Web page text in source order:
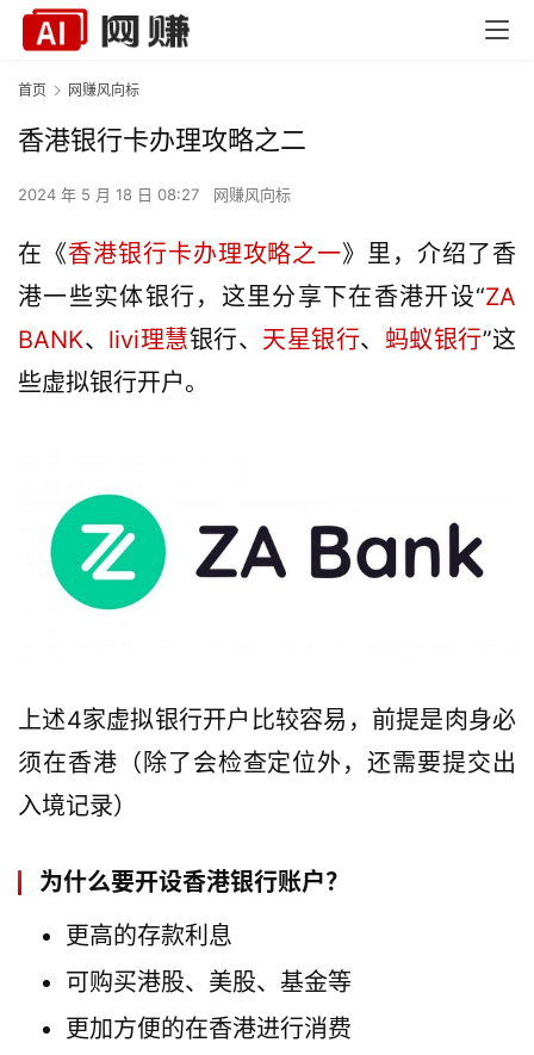
首页 网赚风向标
香港银行卡办理攻略之二
2024 年 5 月 18 日 08:27 网赚风向标
在《香港银行卡办理攻略之一》里，介绍了香
港一些实体银行，这里分享下在香港开设“ZA
BANK、 livi理慧银行、 天星银行、 蚂蚁银行”这
些虚拟银行开户。
上述4家虚拟银行开户比较容易，前提是肉身必
须在香港（除了会检查定位外，还需要提交出
入境记录）
为什么要开设香港银行账户？
更高的存款利息
可购买港股、美股、基金等
更加方便的在香港进行消费